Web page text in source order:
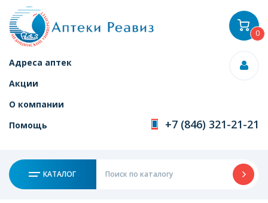
Адреса аптек
Акции
О компании
Помощь
+7 (846) 321-21-21
КАТАЛОГ
0